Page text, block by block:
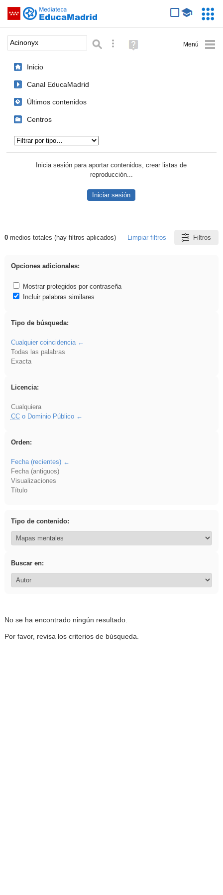
Saltar navegación
Palabra o frase: Búsqueda avanzada
Ayuda
(en
Inicio
Canal EducaMadrid
Últimos contenidos
Centros
Inicia sesión para aportar contenidos, crear listas de
reproducción...
Iniciar sesión
Resultados de: Acinonyx
0medios totales (hay filtros aplicados) Limpiar filtros Filtros
Opciones adicionales:
Mostrar protegidos por contraseña
Incluir palabras similares
Tipo de búsqueda:
Cualquier coincidencia
Todas las palabras
Exacta
Licencia:
Cualquiera
CCo Dominio Público
Orden:
Fecha (recientes)
Fecha (antiguos)
Visualizaciones
Título
Tipo de contenido:
Buscar en:
No se ha encontrado ningún resultado.
Por favor, revisa los criterios de búsqueda.